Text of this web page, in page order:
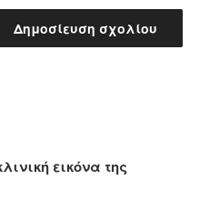
εικόνα της